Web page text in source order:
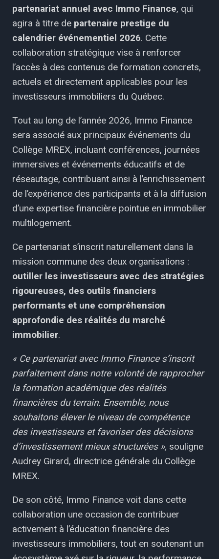
partenariat annuel avec Immo Finance, qui
agira à titre de partenaire prestige du
calendrier événementiel 2026. Cette
collaboration stratégique vise à renforcer
l’accès à des contenus de formation concrets,
actuels et directement applicables pour les
investisseurs immobiliers du Québec.
Tout au long de l’année 2026, Immo Finance
sera associé aux principaux événements du
Collège MREX, incluant conférences, journées
immersives et événements éducatifs et de
réseautage, contribuant ainsi à l’enrichissement
de l’expérience des participants et à la diffusion
d’une expertise financière pointue en immobilier
multilogement.
Ce partenariat s’inscrit naturellement dans la
mission commune des deux organisations :
outiller les investisseurs avec des stratégies
rigoureuses, des outils financiers
performants et une compréhension
approfondie des réalités du marché
immobilier.
« Ce partenariat avec Immo Finance s’inscrit
parfaitement dans notre volonté de rapprocher
la formation académique des réalités
financières du terrain. Ensemble, nous
souhaitons élever le niveau de compétence
des investisseurs et favoriser des décisions
d’investissement mieux structurées », souligne
Audrey Girard, directrice générale du Collège
MREX.
De son côté, Immo Finance voit dans cette
collaboration une occasion de contribuer
activement à l’éducation financière des
investisseurs immobiliers, tout en soutenant un